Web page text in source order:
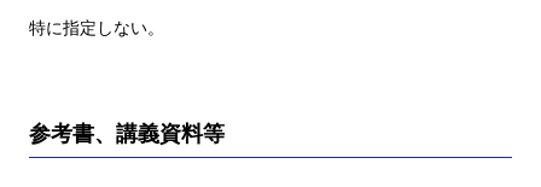
特に指定しない。
参考書、講義資料等